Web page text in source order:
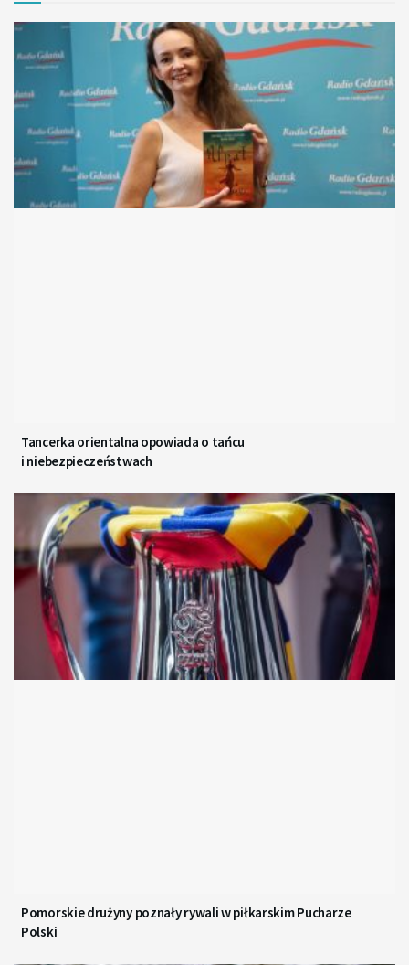
Tancerka orientalna opowiada o tańcu
i niebezpieczeństwach
Pomorskie drużyny poznały rywali w piłkarskim Pucharze
Polski